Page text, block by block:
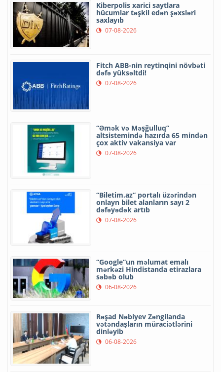
Kiberpolis xarici saytlara
hücumlar təşkil edən şəxsləri
saxlayıb
07-08-2026
Fitch ABB-nin reytinqini növbəti
dəfə yüksəltdi!
07-08-2026
“Əmək və Məşğulluq”
altsistemində hazırda 65 mindən
çox aktiv vakansiya var
07-08-2026
“Biletim.az” portalı üzərindən
onlayn bilet alanların sayı 2
dəfəyədək artıb
07-08-2026
“Google”un məlumat emalı
mərkəzi Hindistanda etirazlara
səbəb olub
06-08-2026
Rəşad Nəbiyev Zəngilanda
vətəndaşların müraciətlərini
dinləyib
06-08-2026